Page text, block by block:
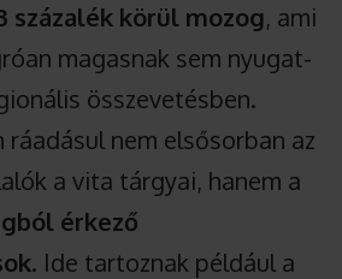
százalék körül mozog, ami
magasnak sem nyugat-
összevetésben.
ráadásul nem elsősorban az
a vita tárgyai, hanem a
érkező
. Ide tartoznak például a